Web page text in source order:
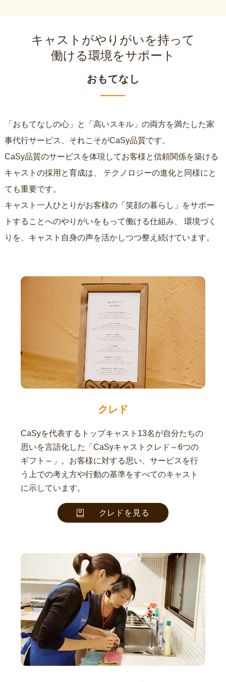
キャストがやりがいを持って
働ける環境をサポート
おもてなし
「おもてなしの心」と「高いスキル」の両方を満たした家
事代行サービス、それこそがCaSy品質です。
CaSy品質のサービスを体現してお客様と信頼関係を築ける
キャストの採用と育成は、
ても重要です。
キャスト一人ひとりがお客様の「笑顔の暮らし」をサポー
トすることへのやりがいをもって働ける仕組み、
りを、キャスト自身の声を活かしつつ整え続けています。
クレド
CaSyを代表するトップキャスト13名が自分たちの
思いを言語化した「CaSyキャストクレド～6つの
ギフト～」。お客様に対する思い、サービスを行
う上での考え方や行動の基準をすべてのキャスト
に示しています。
クレドを見る